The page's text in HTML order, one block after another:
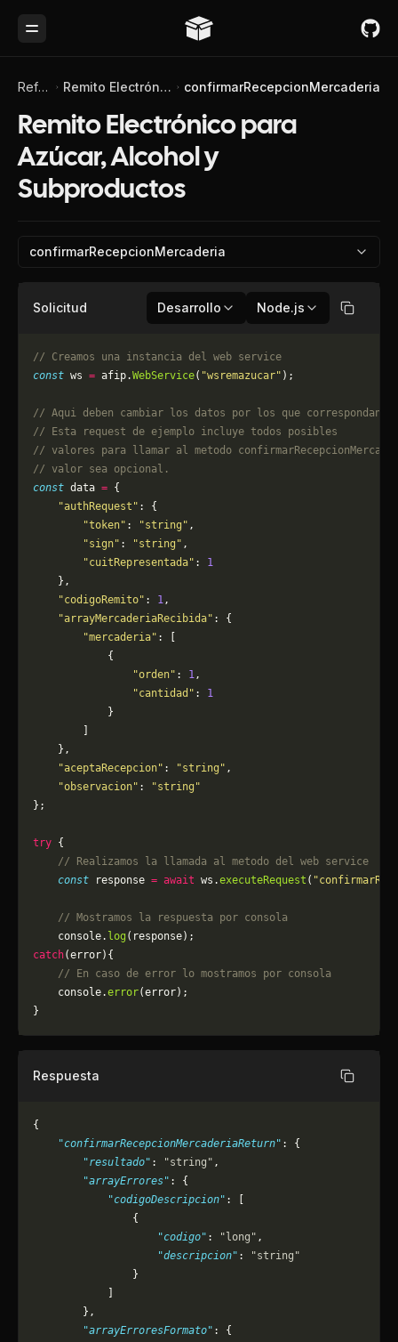
Toggle Menu
Referencia de API Remito Electrónico para Azúcar, Alcohol y Subproductos confirmarRecepcionMercaderia
Remito Electrónico para
Azúcar, Alcohol y
Subproductos
confirmarRecepcionMercaderia
Solicitud Desarrollo Node.js Copiar
// Creamos una instancia del web service
const ws = afip.WebService( "wsremazucar" );
// Aqui deben cambiar los datos por los que correspondan.
// Esta request de ejemplo incluye todos posibles
// valores para llamar al metodo
// valor sea opcional.
const data = {
    "authRequest"
: {
        "token"
: "string" ,
        "sign"
: "string" ,
        "cuitRepresentada"
: 1
    },
    "codigoRemito"
: 1,
    "arrayMercaderiaRecibida"
: {
        "mercaderia"
: [
            {
                "orden"
: 1,
                "cantidad"
: 1
            }
    },
    "aceptaRecepcion"
: "string" ,
    "observacion"
:
"string"
};
try {
    // Realizamos la llamada al metodo del web service
    const
response = await ws.executeRequest (
    // Mostramos la respuesta por consola
    console.
log (response);
catch(error){
    // En caso de error lo mostramos por consola
	console.
error(error);
}
Respuesta Copiar
{
    "confirmarRecepcionMercaderiaReturn"
: {
        "resultado"
: "string" ,
        "arrayErrores"
: {
            "codigoDescripcion"
: [
                {
                    "codigo"
: "long" ,
                    "descripcion"
:
"string"
                }
        },
        "arrayErroresFormato"
: {